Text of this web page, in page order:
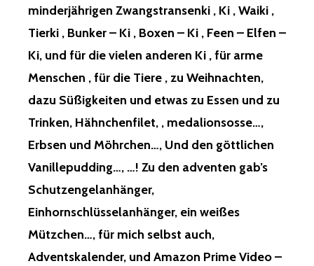
MAGICAL
RIGHTS
RANKS!
WAS
FOR
YOU
DID
TO
BACK
minderjährigen Zwangstransenki , Ki , Waiki ,
Tierki , Bunker – Ki , Boxen – Ki , Feen – Elfen –
Ki, und für die vielen anderen Ki , für arme
Menschen , für die Tiere , zu Weihnachten,
dazu Süßigkeiten und etwas zu Essen und zu
Trinken, Hähnchenfilet, , medalionsosse…,
Erbsen und Möhrchen…, Und den göttlichen
Vanillepudding…, …! Zu den adventen gab’s
Schutzengelanhänger,
Einhornschlüsselanhänger, ein weißes
Mützchen…, für mich selbst auch,
Adventskalender, und Amazon Prime Video –